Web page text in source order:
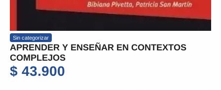
Sin categorizar
APRENDER Y ENSEÑAR EN CONTEXTOS
COMPLEJOS
$ 43.900